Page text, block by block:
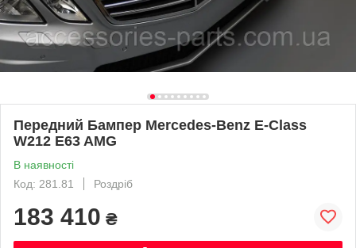
Передний Бампер Mercedes-Benz E-Class
W212 E63 AMG
В наявності
Код: 281.81
Роздріб
183 410 ₴